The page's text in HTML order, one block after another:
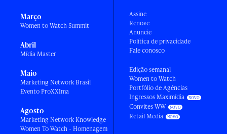
Março
Women to Watch Summit
Abril
Mídia Master
Maio
Marketing Network Brasil
Evento ProXXIma
Agosto
Marketing Network Knowledge
Women To Watch - Homenagem
Assine
Renove
Anuncie
Política de privacidade
Fale conosco
Edição semanal
Women to Watch
Portfólio de Agências
Ingressos Maximídia
Convites WW
Retail Media